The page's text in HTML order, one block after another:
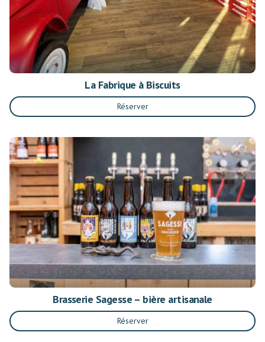
La Fabrique à Biscuits
Réserver
Brasserie Sagesse – bière artisanale
Réserver